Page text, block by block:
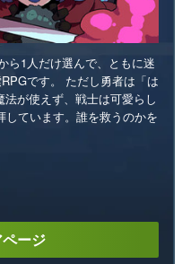
ら1人だけ選んで、ともに迷
です。 ただし勇者は「は
が使えず、戦士は可愛らし
ています。誰を救うのかを
ージ